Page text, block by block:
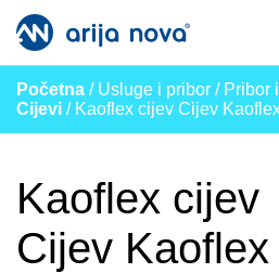
Početna / Usluge i pribor / Pribor
Cijevi / Kaoflex cijev Cijev
Kaoflex cijev
Cijev